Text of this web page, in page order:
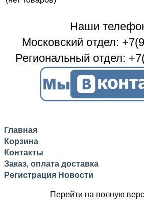
Наши
Московский отдел:
Региональный отдел:
Главная
Корзина
Контакты
Заказ, оплата доставка
Регистрация Новости
Перейти на полную